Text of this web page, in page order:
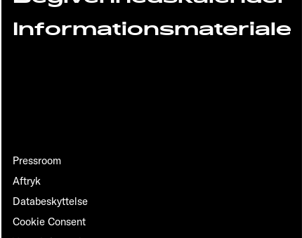
Informationsmateriale
Pressroom
Aftryk
Databeskyttelse
Cookie Consent